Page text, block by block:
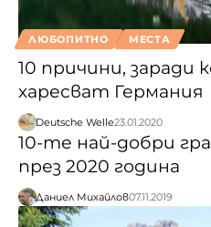
ЛЮБОПИТНО МЕСТА
10 причини,
харесват Германия
Deutsche Welle23.01.2020
10-те най-добри
през 2020 година
Даниел Михайлов07.11.2019